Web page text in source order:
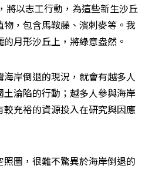
將以志工行動，為這些新生沙丘
，包含馬鞍藤、濱刺麥等。我
月形沙丘上，將綠意盎然。
岸倒退的現況，就會有越多人
淪陷的行動；越多人參與海岸
充裕的資源投入在研究與因應
圖，很難不驚異於海岸倒退的